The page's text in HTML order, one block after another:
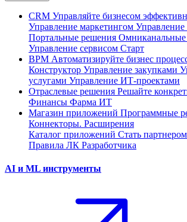
CRM Управляйте бизнесом
Управление маркетингом
Портальные решения
Управление сервисом Старт
BPM Автоматизируйте бизнес
Конструктор Управление закупками
услугами Управление ИТ-проектами
Отраслевые решения Решайте
Финансы Фарма ИТ
Магазин приложений Программные
Коннекторы. Расширения
Каталог приложений Стать
Правила ЛК Разработчика
AI и ML инструменты